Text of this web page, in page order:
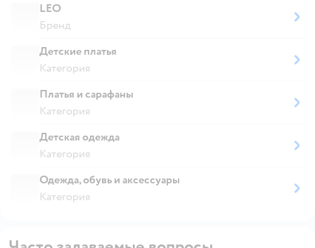
LEO
Бренд
Детские платья
Категория
Платья и сарафаны
Категория
Детская одежда
Категория
Одежда, обувь и аксессуары
Категория